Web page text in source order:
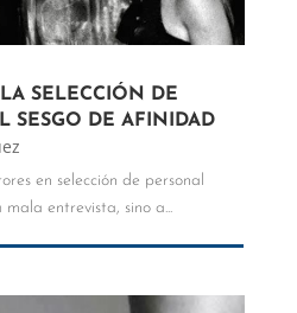
SELECCIÓN DE
SESGO DE AFINIDAD
en selección de personal
entrevista, sino a...